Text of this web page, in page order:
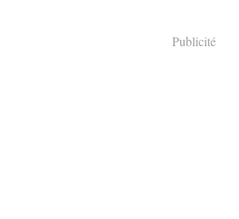
Publicité